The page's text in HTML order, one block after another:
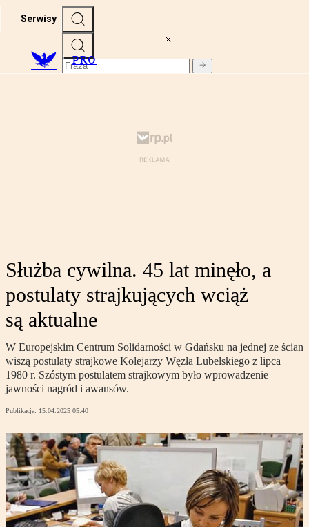
Serwisy
PRO
Służba cywilna. 45 lat minęło, a
postulaty strajkujących wciąż
są aktualne
W Europejskim Centrum Solidarności w Gdańsku na jednej ze ścian
wiszą postulaty strajkowe Kolejarzy Węzła Lubelskiego z lipca
1980 r. Szóstym postulatem strajkowym było wprowadzenie
jawności nagród i awansów.
Publikacja: 15.04.2025 05:40